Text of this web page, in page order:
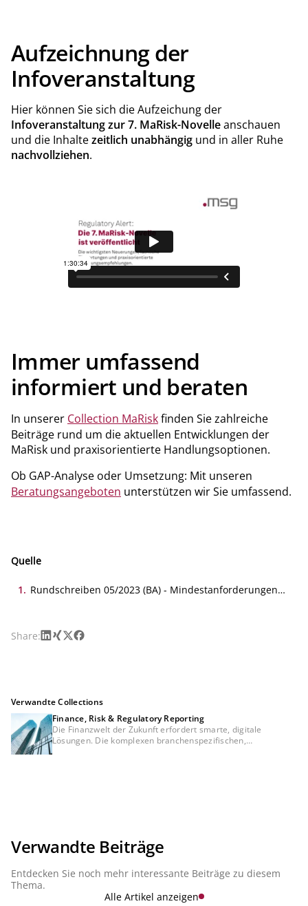
Aufzeichnung der
Infoveranstaltung
Hier können Sie sich die Aufzeichung der
Infoveranstaltung zur 7. MaRisk-Novelleanschauen
und die Inhaltezeitlich unabhängig und in aller Ruhe
nachvollziehen.
Immer umfassend
informiert und beraten
In unserer Collection MaRiskfinden Sie zahlreiche
Beiträge rund um die aktuellen Entwicklungen der
MaRisk und praxisorientierte Handlungsoptionen.
Ob GAP-​​Analyse oder Umsetzung: Mit unseren
Beratungsangeboten unterstützen wir Sie umfassend.
Quelle
1. Rundschreiben 05/2023 (BA) - Mindestanforderungen
Share:LinkedIn
Xing
X Facebook
Verwandte Collections
Finance, Risk & Regulatory Reporting
Die Finanzwelt der Zukunft erfordert smarte, digitale
Lösungen. Die komplexen branchenspezifischen,
Services in der Cloud, die sowohl die Komplexität jedes
Einzelthemas als auch die Konsistenz zwischen den Themen
Regulatory Reporting" stellen wir die aktuellen Entwicklungen
Verwandte Beiträge
Entdecken Sie noch mehr interessante Beiträge zu diesem
Thema.
Alle Artikel anzeigen